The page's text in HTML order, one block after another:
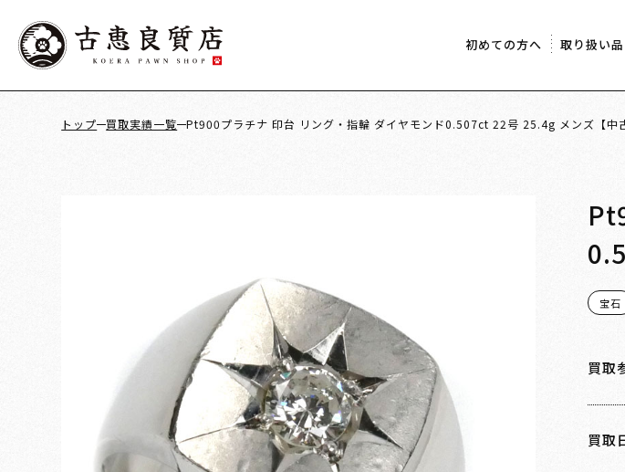
初めての方へ 取り扱い
トップ 買取実績一覧 Pt900プラチナ 印台 リング・指輪 ダイヤモンド0.507ct 22号 25.4g メンズ【中
宝石
買取
買取